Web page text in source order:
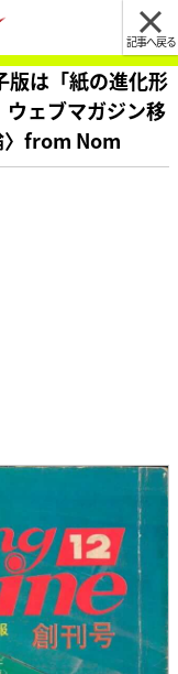
記事へ戻る
は「紙の進化形
ェブマガジン移
from Nom